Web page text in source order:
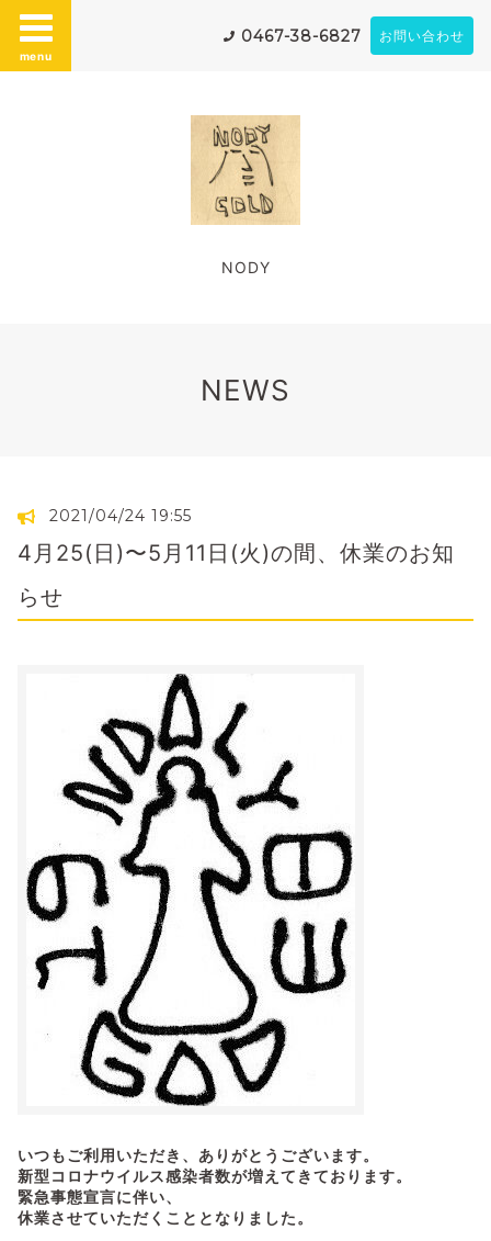
menu
0467-38-6827 お問い合わせ
NODY
NEWS
2021/04/24 19:55
4月25(日)〜5月11日(火)の間、休業のお知
らせ
いつもご利用いただき、ありがとうございます。
新型コロナウイルス感染者数が増えてきております。
緊急事態宣言に伴い、
休業させていただくこととなりました。